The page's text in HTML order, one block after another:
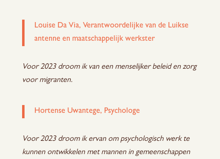
Louise Da Via, Verantwoordelijke van de Luikse
antenne en maatschappelijk werkster
Voor 2023 droom ik van een menselijker beleid en zorg
voor migranten.
Hortense Uwantege, Psychologe
Voor 2023 droom ik ervan om psychologisch werk te
kunnen ontwikkelen met mannen in gemeenschappen